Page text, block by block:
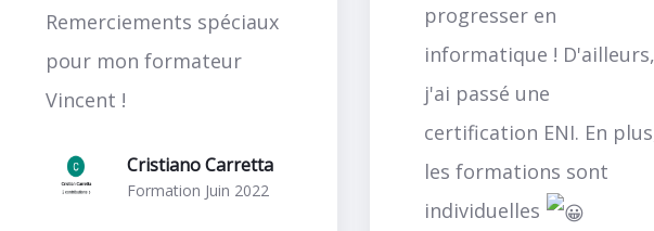
Remerciements spéciaux
pour mon formateur
Vincent !
Cristiano Carretta
Formation Juin 2022
progresser en
informatique !
j'ai passé une
certification ENI. En
les formations sont
individuelles